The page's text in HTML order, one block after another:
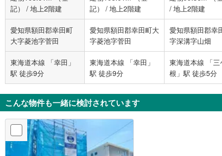
記）
/ 地上2階建
記）
/ 地上2階建
/ 地上2階建
愛知県額田郡幸田町
大字菱池字菅田
愛知県額田郡幸田町大
字菱池字菅田
愛知県額田郡幸
字深溝字山畑
東海道本線 「幸田」
駅 徒歩9分
東海道本線 「幸田」
駅 徒歩9分
東海道本線 「三
根」駅 徒歩5分
こんな物件も一緒に検討されています